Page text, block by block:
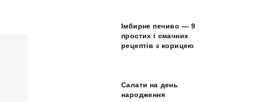
Імбирне печиво — 9
простих і смачних
рецептів з корицею
Салати на день
народження